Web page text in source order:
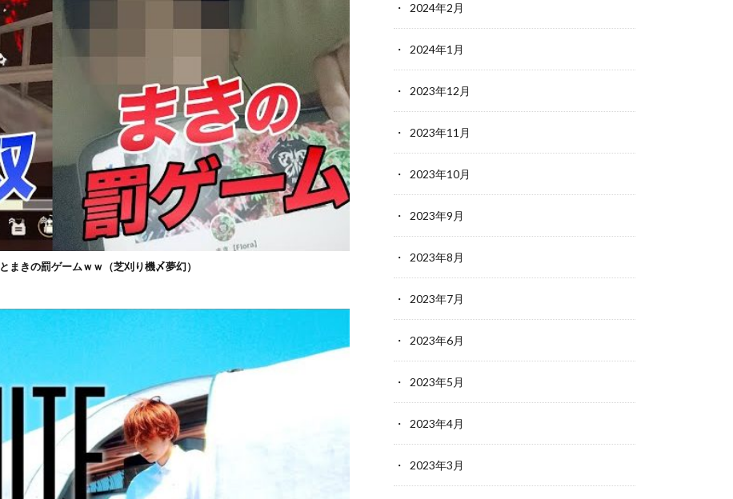
まきの罰ゲームｗｗ（芝刈り機〆夢幻）
2024年2月
2024年1月
2023年12月
2023年11月
2023年10月
2023年9月
2023年8月
2023年7月
2023年6月
2023年5月
2023年4月
2023年3月